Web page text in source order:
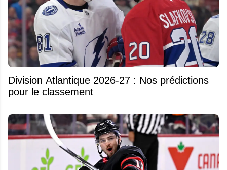
Division Atlantique 2026-27 : Nos prédictions
pour le classement